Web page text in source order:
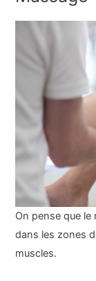
On pense que le
dans les zones
muscles.